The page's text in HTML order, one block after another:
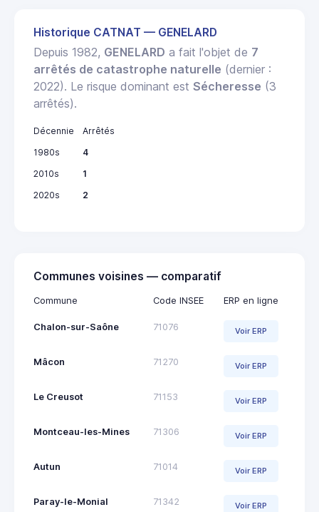
Historique CATNAT — GENELARD
Depuis 1982, GENELARD a fait l'objet de 7
arrêtés de catastrophe naturelle (dernier :
2022). Le risque dominant est Sécheresse (3
arrêtés).
Décennie
Arrêtés
1980s
4
2010s
1
2020s
2
Communes voisines — comparatif
Commune Code INSEE ERP en ligne
Chalon-sur-Saône 71076 Voir ERP
Mâcon 71270 Voir ERP
Le Creusot 71153 Voir ERP
Montceau-les-Mines 71306 Voir ERP
Autun 71014 Voir ERP
Paray-le-Monial 71342 Voir ERP